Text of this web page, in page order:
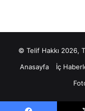
© Telif Hakkı 2026,
Anasayfa
İç